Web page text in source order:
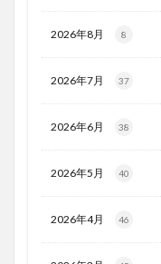
2026年8月 8
2026年7月 37
2026年6月 38
2026年5月 40
2026年4月 46